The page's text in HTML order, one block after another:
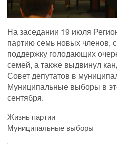
На заседании 19 июля
партию семь новых членов,
поддержку голодающих
семей, а также выдвинул
Совет депутатов в
Муниципальные выборы в
сентября.
Жизнь партии
Муниципальные выборы